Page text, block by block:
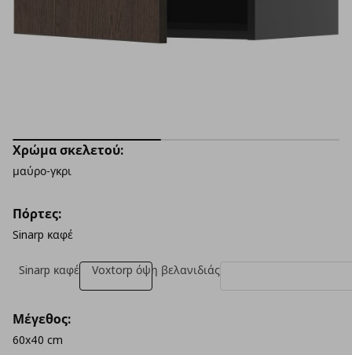
Χρώμα σκελετού:
μαύρο-γκρι
Πόρτες:
Sinarp καφέ
Sinarp καφέ Voxtorp όψη βελανιδιάς
Μέγεθος:
60x40 cm